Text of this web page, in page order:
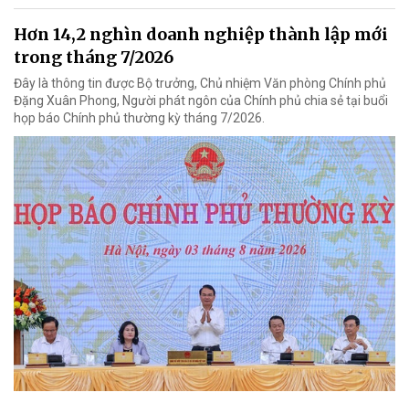
Hơn 14,2 nghìn doanh nghiệp thành lập mới
trong tháng 7/2026
Đây là thông tin được Bộ trưởng, Chủ nhiệm Văn phòng Chính phủ
Đặng Xuân Phong, Người phát ngôn của Chính phủ chia sẻ tại buổi
họp báo Chính phủ thường kỳ tháng 7/2026.